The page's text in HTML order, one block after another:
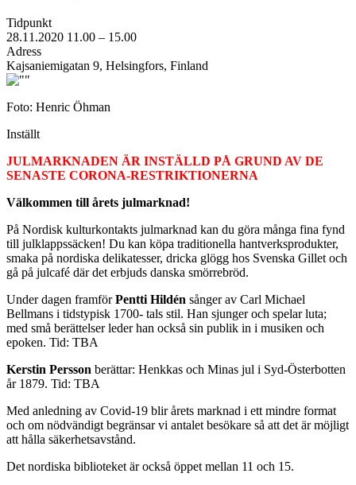
Tidpunkt
28.11.2020 11.00 – 15.00
Adress
Kajsaniemigatan 9, Helsingfors, Finland
Foto: Henric Öhman
Inställt
JULMARKNADEN ÄR INSTÄLLD PÅ GRUND AV DE
SENASTE CORONA-RESTRIKTIONERNA
Välkommen till årets julmarknad!
På Nordisk kulturkontakts julmarknad kan du göra många fina fynd
till julklappssäcken! Du kan köpa traditionella hantverksprodukter,
smaka på nordiska delikatesser, dricka glögg hos Svenska Gillet och
gå på julcafé där det erbjuds danska smörrebröd.
Under dagen framförPentti Hildén sånger av Carl Michael
Bellmans i tidstypisk 1700- tals stil. Han sjunger och spelar luta;
med små berättelser leder han också sin publik in i musiken och
epoken. Tid: TBA
Kerstin Persson berättar: Henkkas och Minas jul i Syd-Österbotten
år 1879. Tid: TBA
Med anledning av Covid-19 blir årets marknad i ett mindre format
och om nödvändigt begränsar vi antalet besökare så att det är möjligt
att hålla säkerhetsavstånd.
Det nordiska biblioteket är också öppet mellan 11 och 15.